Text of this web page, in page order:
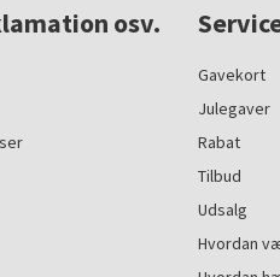
osv.
Gavekort
Julegaver
Rabat
Tilbud
Udsalg
Hvordan